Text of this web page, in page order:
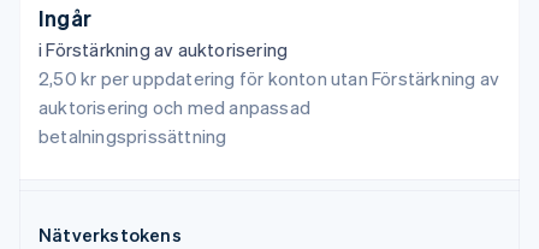
Ingår
i Förstärkning av auktorisering
2,50 kr per uppdatering för konton utan Förstärkning av
auktorisering och med anpassad
betalningsprissättning
Nätverkstokens